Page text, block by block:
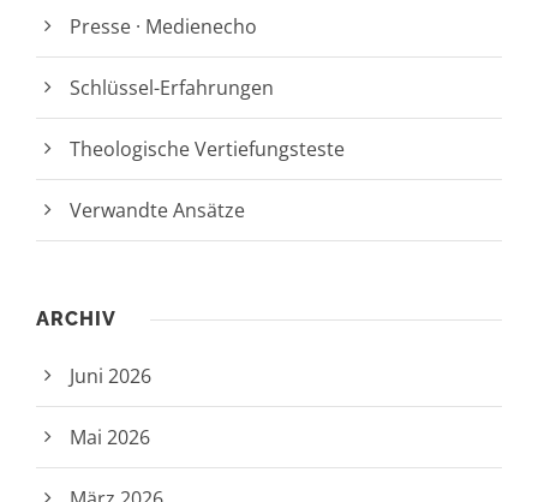
Presse · Medienecho
Schlüssel-Erfahrungen
Theologische Vertiefungsteste
Verwandte Ansätze
ARCHIV
Juni 2026
Mai 2026